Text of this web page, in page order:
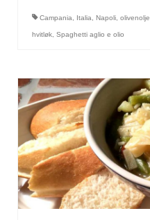
Campania, Italia, Napoli, olivenolje
hvitløk, Spaghetti aglio e olio